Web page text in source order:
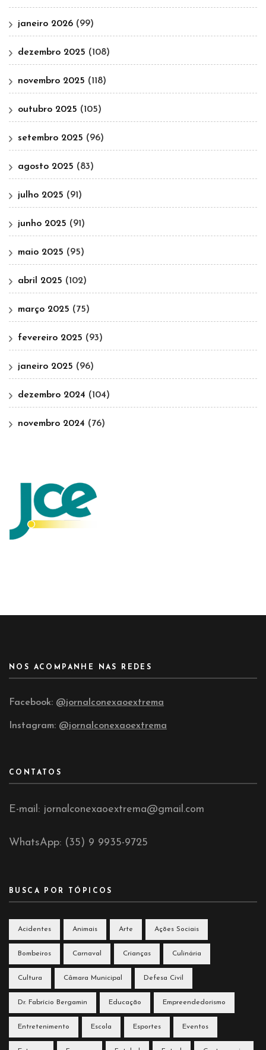
janeiro 2026 (99)
dezembro 2025 (108)
novembro 2025 (118)
outubro 2025 (105)
setembro 2025 (96)
agosto 2025 (83)
julho 2025 (91)
junho 2025 (91)
maio 2025 (95)
abril 2025 (102)
março 2025 (75)
fevereiro 2025 (93)
janeiro 2025 (96)
dezembro 2024 (104)
novembro 2024 (76)
NOS ACOMPANHE NAS REDES
Facebook: @jornalconexaoextrema
Instagram: @jornalconexaoextrema
CONTATOS
E-mail: jornalconexaoextrema@gmail.com
WhatsApp: (35) 9 9935-9725
BUSCA POR TÓPICOS
Acidentes Animais Arte Ações Sociais
Bombeiros Carnaval Crianças Culinária
Cultura Câmara Municipal Defesa Civil
Dr. Fabrício Bergamin Educação Empreendedorismo
Entretenimento Escola Esportes Eventos